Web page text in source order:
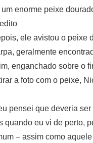
enorme peixe
ele avistou o peixe
geralmente
enganchado sobre o
a foto com o peixe,
pensei que deveria ser
quando eu vi de perto,
– assim como